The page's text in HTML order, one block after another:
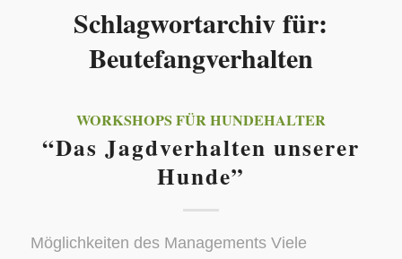
Schlagwortarchiv für:
Beutefangverhalten
WORKSHOPS FÜR HUNDEHALTER
“Das Jagdverhalten unserer
Hunde”
Möglichkeiten des Managements Viele